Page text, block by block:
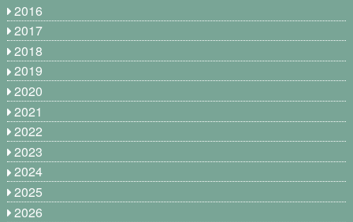
2016
2017
2018
2019
2020
2021
2022
2023
2024
2025
2026